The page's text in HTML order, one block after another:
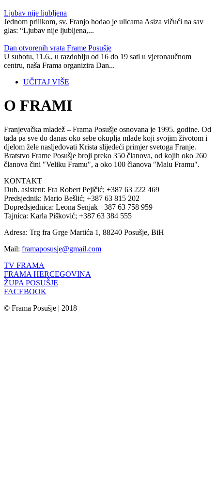
Ljubav nije ljubljena
Jednom prilikom, sv. Franjo hodao je ulicama Asiza vičući na sav
glas: “Ljubav nije ljubljena,...
Dan otvorenih vrata Frame Posušje
U subotu, 11.6., u razdoblju od 16 do 19 sati u vjeronaučnom
centru, naša Frama organizira Dan...
UČITAJ VIŠE
O FRAMI
Franjevačka mladež – Frama Posušje osnovana je 1995. godine. Od
tada pa sve do danas oko sebe okuplja mlade koji svojim životom i
djelom žele nasljedovati Krista slijedeći primjer svetoga Franje.
Bratstvo Frame Posušje broji preko 350 članova, od kojih oko 260
članova čini "Veliku Framu", a oko 100 članova "Malu Framu".
KONTAKT
Duh. asistent: Fra Robert Pejičić; +387 63 222 469
Predsjednik: Mario Bešlić; +387 63 815 202
Dopredsjednica: Leona Senjak +387 63 758 959
Tajnica: Karla Pišković; +387 63 384 555
Adresa: Trg fra Grge Martića 1, 88240 Posušje, BiH
Mail: framaposusje@gmail.com
TV FRAMA
FRAMA HERCEGOVINA
ŽUPA POSUŠJE
FACEBOOK
© Frama Posušje | 2018